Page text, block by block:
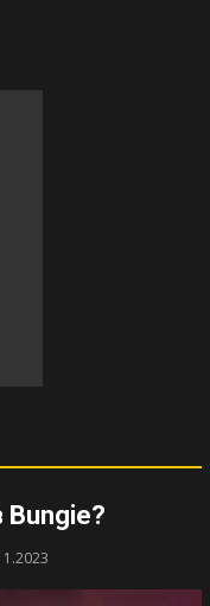
Bungie?